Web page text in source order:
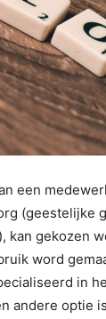
een
(geestelijke
kan gekozen
word
in
andere optie